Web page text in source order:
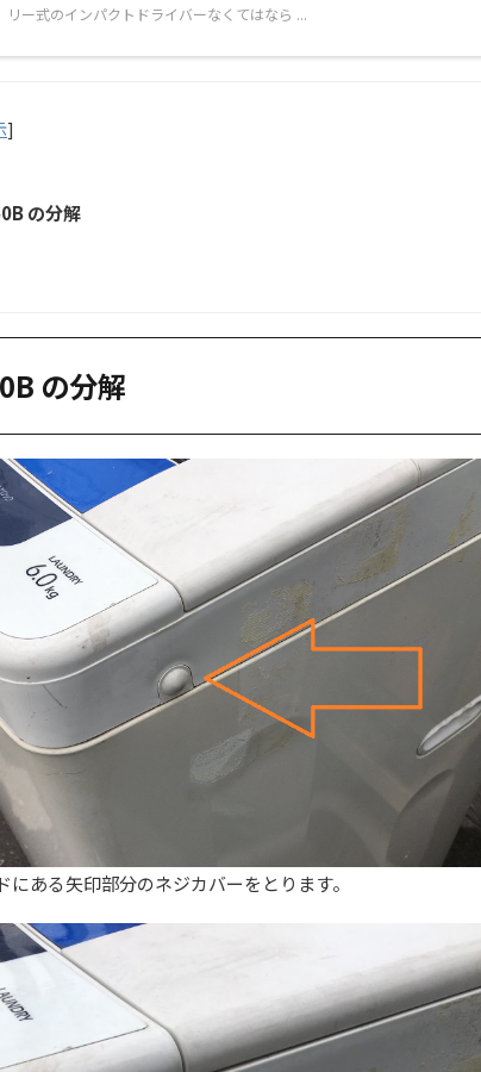
リー式のインパクトドライバーなくてはなら ...
]
の分解
の分解
にある矢印部分のネジカバーをとります。